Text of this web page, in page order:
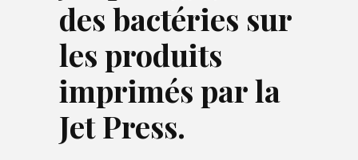
des bactéries sur
les produits
imprimés par la
Jet Press.